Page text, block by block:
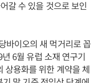
갈 수 있을 것으로 보인
바이오의 새 먹거리로 꼽
6월 유럽 소재 연구기
상용화를 위한 계약을 체